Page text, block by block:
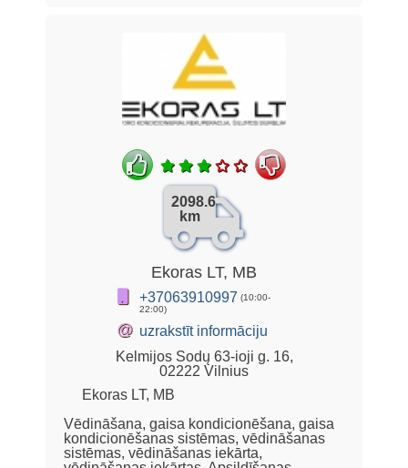
2098.6
km
Ekoras LT, MB
+37063910997 (10:00-
22:00)
@ uzrakstīt informāciju
Kelmijos Sodų 63-ioji g. 16,
02222 Vilnius
Ekoras LT, MB
Vēdināšana, gaisa kondicionēšana, gaisa
kondicionēšanas sistēmas, vēdināšanas
sistēmas, vēdināšanas iekārta,